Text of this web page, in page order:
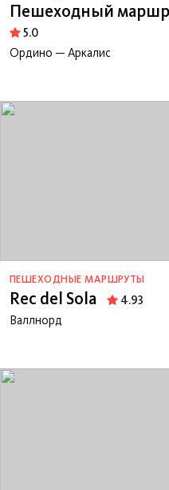
Пешеходный
5.0
Ордино — Аркалис
ПЕШЕХОДНЫЕ МАРШРУТЫ
Rec del Sola
4.93
Валлнорд